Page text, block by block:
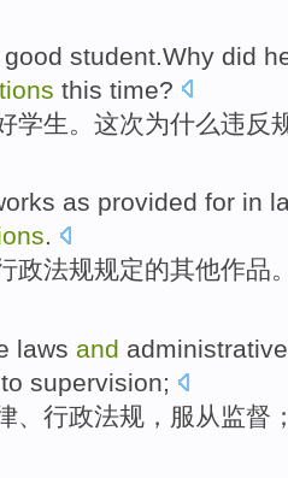
good student.Why did
this time?
学生。 这次为什么违反
as provided for in
.
政法规规定的其他作品
laws and administrative
supervision;
、 行政法规 ， 服从 监督